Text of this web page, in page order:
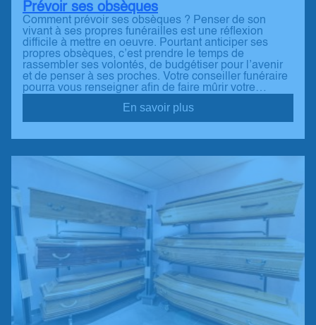
Prévoir ses obsèques
Comment prévoir ses obsèques ? Penser de son
vivant à ses propres funérailles est une réflexion
difficile à mettre en oeuvre. Pourtant anticiper ses
propres obsèques, c’est prendre le temps de
rassembler ses volontés, de budgétiser pour l’avenir
et de penser à ses proches. Votre conseiller funéraire
pourra vous renseigner afin de faire mûrir votre…
En savoir plus